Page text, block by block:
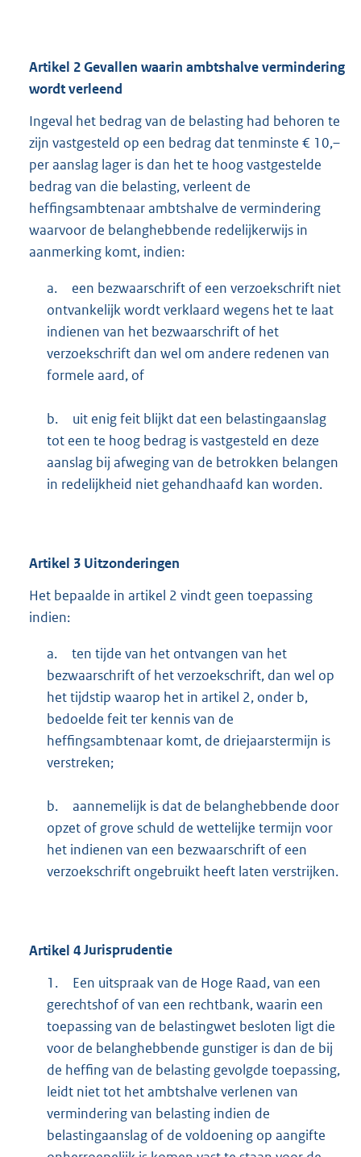
Artikel 2Gevallen waarin ambtshalve vermindering
wordt verleend
Ingeval het bedrag van de belasting had behoren te
zijn vastgesteld op een bedrag dat tenminste € 10,–
per aanslag lager is dan het te hoog vastgestelde
bedrag van die belasting, verleent de
heffingsambtenaar ambtshalve de vermindering
waarvoor de belanghebbende redelijkerwijs in
aanmerking komt, indien:
a.
een bezwaarschrift of een verzoekschrift niet
ontvankelijk wordt verklaard wegens het te laat
indienen van het bezwaarschrift of het
verzoekschrift dan wel om andere redenen van
formele aard, of
b.
uit enig feit blijkt dat een belastingaanslag
tot een te hoog bedrag is vastgesteld en deze
aanslag bij afweging van de betrokken belangen
in redelijkheid niet gehandhaafd kan worden.
Artikel 3 Uitzonderingen
Het bepaalde in artikel 2 vindt geen toepassing
indien:
a.
ten tijde van het ontvangen van het
bezwaarschrift of het verzoekschrift, dan wel op
het tijdstip waarop het in artikel 2, onder b,
bedoelde feit ter kennis van de
heffingsambtenaar komt, de driejaarstermijn is
verstreken;
b.
aannemelijk is dat de belanghebbende door
opzet of grove schuld de wettelijke termijn voor
het indienen van een bezwaarschrift of een
verzoekschrift ongebruikt heeft laten verstrijken.
Artikel 4Jurisprudentie
1.
Een uitspraak van de Hoge Raad, van een
gerechtshof of van een rechtbank, waarin een
toepassing van de belastingwet besloten ligt die
voor de belanghebbende gunstiger is dan de bij
de heffing van de belasting gevolgde toepassing,
leidt niet tot het ambtshalve verlenen van
vermindering van belasting indien de
belastingaanslag of de voldoening op aangifte